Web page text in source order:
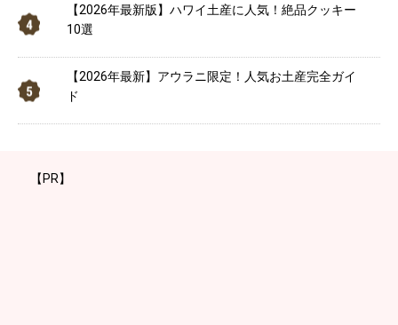
【2026年最新版】ハワイ土産に人気！絶品クッキー
10選
【2026年最新】アウラニ限定！人気お土産完全ガイ
ド
【PR】